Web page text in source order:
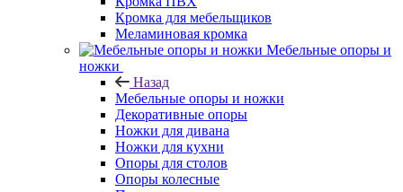
Кромка для мебельщиков
Меламиновая кромка
Мебельные опоры и
ножки
Назад
Мебельные опоры и ножки
Декоративные опоры
Ножки для дивана
Ножки для кухни
Опоры для столов
Опоры колесные